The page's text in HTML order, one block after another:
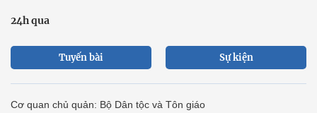
24h qua
Tuyến bài Sự kiện
Cơ quan chủ quản: Bộ Dân tộc và Tôn giáo